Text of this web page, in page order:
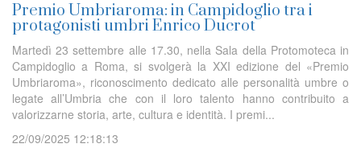
Premio Umbriaroma: in Campidoglio tra i
protagonisti umbri Enrico Ducrot
Martedì 23 settembre alle 17.30, nella Sala della Protomoteca in
Campidoglio a Roma, si svolgerà la XXI edizione del «Premio
Umbriaroma», riconoscimento dedicato alle personalità umbre o
legate all’Umbria che con il loro talento hanno contribuito a
valorizzarne storia, arte, cultura e identità. I premi...
22/09/2025 12:18:13